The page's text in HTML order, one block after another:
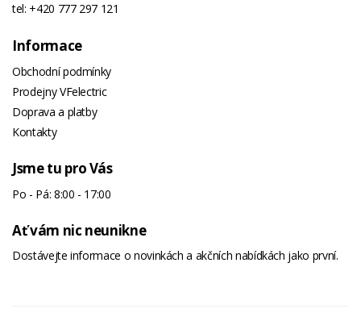
tel: +420 777 297 121
Informace
Obchodní podmínky
Prodejny VFelectric
Doprava a platby
Kontakty
Jsme tu pro Vás
Po - Pá: 8:00 - 17:00
Ať vám nic neunikne
Dostávejte informace o novinkách a akčních nabídkách jako první.